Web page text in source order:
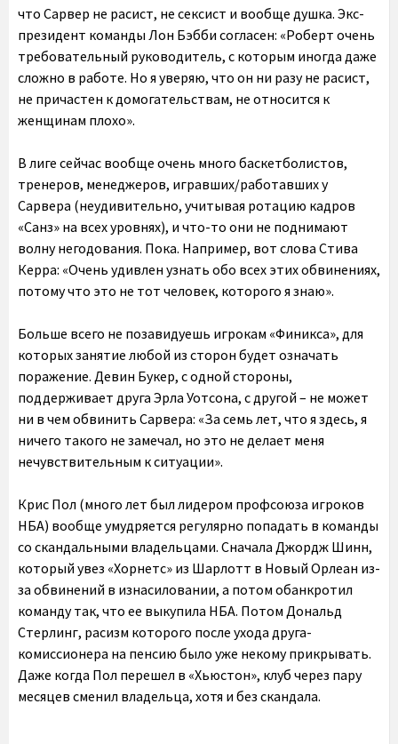
что Сарвер не расист, не сексист и вообще душка. Экс-
президент команды Лон Бэбби согласен: «Роберт очень
требовательный руководитель, с которым иногда даже
сложно в работе. Но я уверяю, что он ни разу не расист,
не причастен к домогательствам, не относится к
женщинам плохо».
В лиге сейчас вообще очень много баскетболистов,
тренеров, менеджеров, игравших/работавших у
Сарвера (неудивительно, учитывая ротацию кадров
«Санз» на всех уровнях), и что-то они не поднимают
волну негодования. Пока. Например, вот слова Стива
Керра: «Очень удивлен узнать обо всех этих обвинениях,
потому что это не тот человек, которого я знаю».
Больше всего не позавидуешь игрокам «Финикса», для
которых занятие любой из сторон будет означать
поражение. Девин Букер, с одной стороны,
поддерживает друга Эрла Уотсона, с другой – не может
ни в чем обвинить Сарвера: «За семь лет, что я здесь, я
ничего такого не замечал, но это не делает меня
нечувствительным к ситуации».
Крис Пол (много лет был лидером профсоюза игроков
НБА) вообще умудряется регулярно попадать в команды
со скандальными владельцами. Сначала Джордж Шинн,
который увез «Хорнетс» из Шарлотт в Новый Орлеан из-
за обвинений в изнасиловании, а потом обанкротил
команду так, что ее выкупила НБА. Потом Дональд
Стерлинг, расизм которого после ухода друга-
комиссионера на пенсию было уже некому прикрывать.
Даже когда Пол перешел в «Хьюстон», клуб через пару
месяцев сменил владельца, хотя и без скандала.